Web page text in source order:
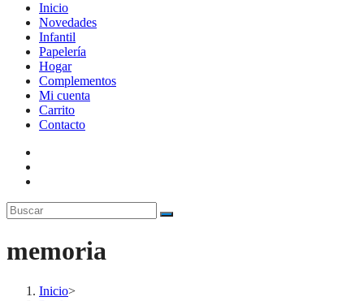
Inicio
Novedades
Infantil
Papelería
Hogar
Complementos
Mi cuenta
Carrito
Contacto
memoria
Inicio>